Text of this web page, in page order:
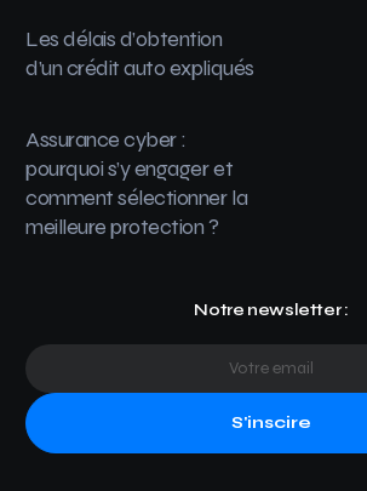
Les délais d’obtention
d’un crédit auto expliqués
Assurance cyber :
pourquoi s’y engager et
comment sélectionner la
meilleure protection ?
Notre newsletter :
S'inscire